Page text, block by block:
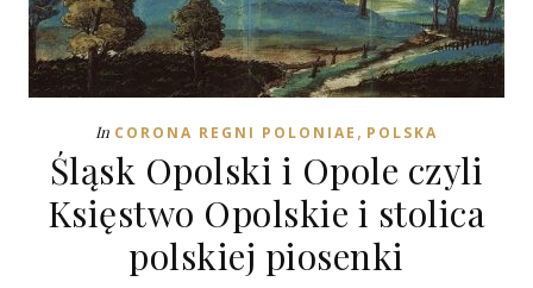
In CORONA REGNI POLONIAE , POLSKA
Śląsk Opolski i Opole czyli
Księstwo Opolskie i stolica
polskiej piosenki